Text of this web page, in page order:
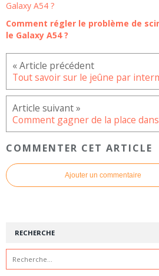
Comment régler le problème de
le Galaxy A54 ?
Tout savoir sur le jeûne par
Comment gagner de la place
COMMENTER CET ARTICLE
Ajouter un commentaire
RECHERCHE